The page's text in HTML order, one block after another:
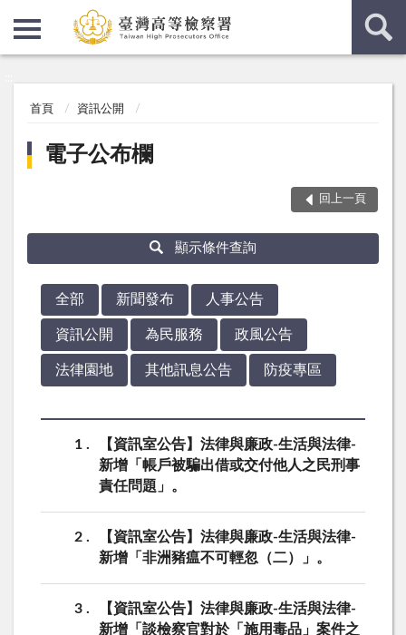
首頁 資訊公開
電子公布欄
回上一頁
顯示條件查詢
全部 新聞發布 人事公告
資訊公開 為民服務 政風公告
法律園地 其他訊息公告 防疫專區
1
【資訊室公告】法律與廉政-生活與法律-
新增「帳戶被騙出借或交付他人之民刑事
責任問題」。
2
【資訊室公告】法律與廉政-生活與法律-
新增「非洲豬瘟不可輕忽（二）」。
3
【資訊室公告】法律與廉政-生活與法律-
新增「談檢察官對於「施用毒品」案件之